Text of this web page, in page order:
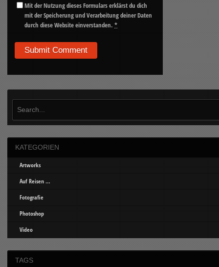
Mit der Nutzung dieses Formulars erklärst du dich
mit der Speicherung und Verarbeitung deiner Daten
durch diese Website einverstanden.*
KATEGORIEN
Artworks
Auf Reisen …
Fotografie
Photoshop
Video
TAGS